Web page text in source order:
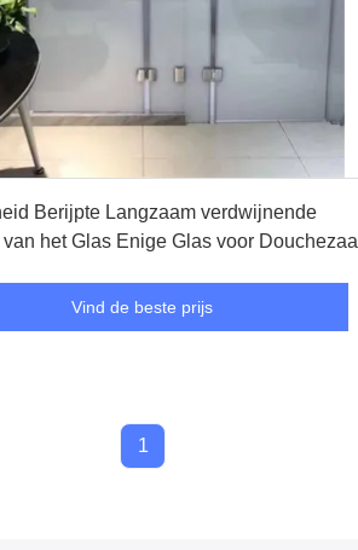
Berijpte Langzaam verdwijnende
het Glas Enige Glas voor Douchezaal
Vind de beste prijs
1